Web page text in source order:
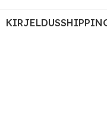
KIRJELDUS